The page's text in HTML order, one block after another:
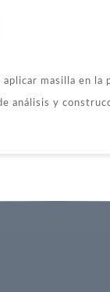
aplicar masilla en la
y construcción de